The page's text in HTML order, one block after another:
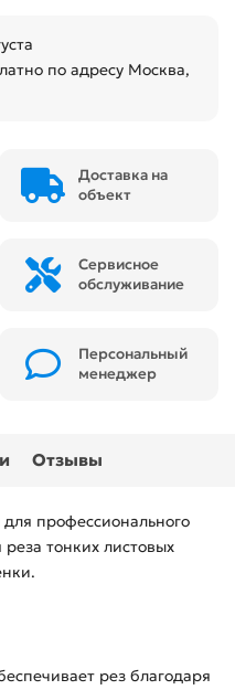
по адресу Москва,
Доставка на
объект
Сервисное
обслуживание
Персональный
менеджер
Отзывы
профессионального
тонких листовых
рез благодаря